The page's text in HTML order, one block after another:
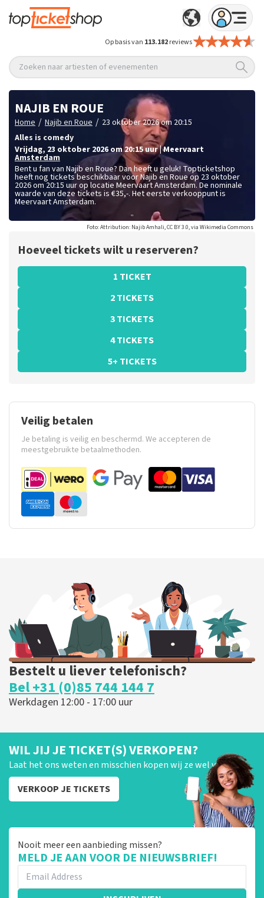
Op basis van 113.182reviews
Zoeken naar artiesten of evenementen
NAJIB EN ROUE
Home / Najib en Roue / 23 oktober 2026 om 20:15
Alles is comedy
vrijdag, 23 oktober 2026 om 20:15uur|Meervaart
Amsterdam
Bent u fan van Najib en Roue? Dan heeft u geluk! Topticketshop
heeft nog tickets beschikbaar voor Najib en Roue op 23 oktober
2026 om 20:15 uur op locatie Meervaart Amsterdam. De nominale
waarde van deze tickets is €35,-. Het eerste verkooppunt is
Meervaart Amsterdam.
Foto: Attribution: Najib Amhali, CC BY 3.0, via Wikimedia Commons
Hoeveel tickets wilt u reserveren?
1 TICKET
2 TICKETS
3 TICKETS
4 TICKETS
5+ TICKETS
Veilig betalen
Je betaling is veilig en beschermd. We accepteren de
meestgebruikte betaalmethoden.
Bestelt u liever telefonisch?
Bel +31 (0)85 744 144 7
Werkdagen 12:00 - 17:00 uur
WIL JIJ JE TICKET(S) VERKOPEN?
Laat het ons weten en misschien kopen wij ze wel van je!
VERKOOP JE TICKETS
Nooit meer een aanbieding missen?
MELD JE AAN VOOR DE NIEUWSBRIEF!